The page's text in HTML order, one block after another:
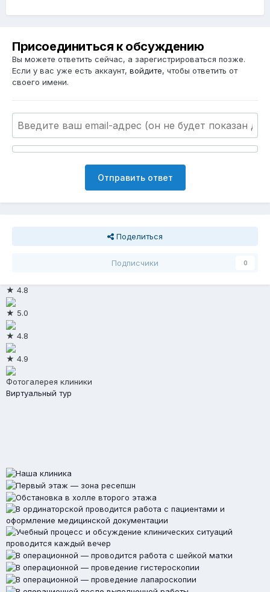
Присоединиться к обсуждению
Вы можете ответить сейчас, а зарегистрироваться позже.
Если у вас уже есть аккаунт, войдите, чтобы ответить от
своего имени.
Отправить ответ
Поделиться
Подписчики 0
★ 4.8
★ 5.0
★ 4.8
★ 4.9
Фотогалерея клиники
Виртуальный тур